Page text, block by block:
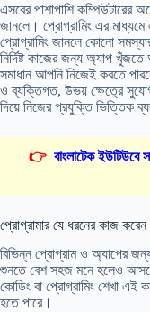
এসবের পাশাপাশি কম্পিউটারের
জানলে। প্রোগ্রামিং এর মাধ্যমে
প্রোগ্রামিং জানলে কোনো
নির্দিষ্ট কাজের জন্য অ্যাপ
সমাধান আপনি নিজেই করতে
ও ব্যক্তিগত, উভয় ক্ষেত্রে
দিয়ে নিজের প্রযুক্তি ভিত্তিক
👉 বাংলাটেক ইউটিউবে
প্রোগ্রামার যে ধরনের কাজ করেন
বিভিন্ন প্রোগ্রাম ও অ্যাপের
শুনতে বেশ সহজ মনে হলেও
কোডিং বা প্রোগ্রামিং শেখা এই
হতে পারে।